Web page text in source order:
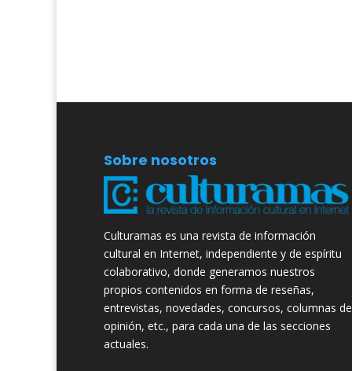
Sobre nosotros
Culturamas es una revista de información
cultural en Internet, independiente y de espíritu
colaborativo, donde generamos nuestros
propios contenidos en forma de reseñas,
entrevistas, novedades, concursos, columnas de
opinión, etc., para cada una de las secciones
actuales.